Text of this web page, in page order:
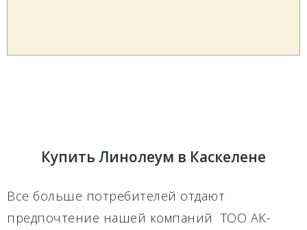
Купить Линолеум в Каскелене
Все больше потребителей отдают
предпочтение нашей компаний TOO AK-